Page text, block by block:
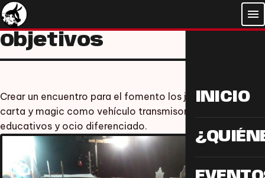
menu
INICIO
Objetivos
Crear un encuentro para el fomento los juegos de mesa,
carta y magic como vehículo transmisor de valores
educativos y ocio diferenciado.